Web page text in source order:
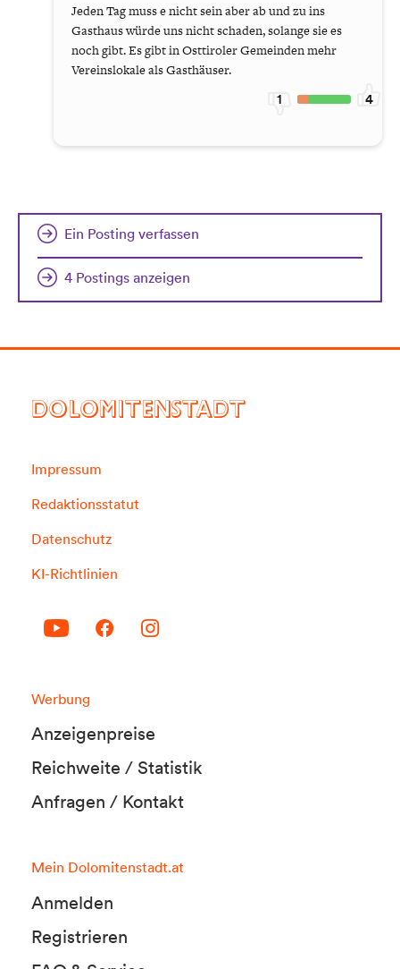
Jeden Tag muss e nicht sein aber ab und zu ins
Gasthaus würde uns nicht schaden, solange sie es
noch gibt. Es gibt in Osttiroler Gemeinden mehr
Vereinslokale als Gasthäuser.
1 4
Ein Posting verfassen
4 Postings anzeigen
DOLOMITENSTADT
Impressum
Redaktionsstatut
Datenschutz
KI-Richtlinien
Werbung
Anzeigenpreise
Reichweite / Statistik
Anfragen / Kontakt
Mein Dolomitenstadt.at
Anmelden
Registrieren